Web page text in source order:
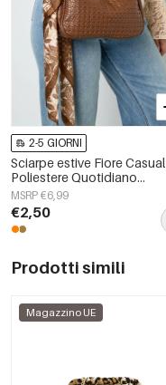
2-5 GIORNI
Sciarpe estive Fiore Casual
Poliestere Quotidiano
Accessori
MSRP €6,99
€2,50
Prodotti simili
Magazzino UE